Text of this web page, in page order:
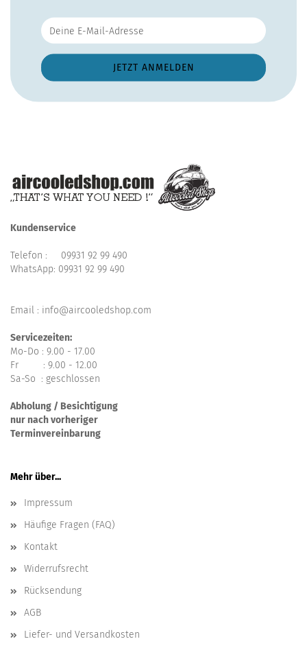
Kundenservice
Telefon : 09931 92 99 490
WhatsApp: 09931 92 99 490
Email : info@aircooledshop.com
Servicezeiten:
Mo-Do : 9.00 - 17.00
Fr : 9.00 - 12.00
Sa-So : geschlossen
Abholung / Besichtigung
nur nach vorheriger
Terminvereinbarung
Mehr über...
Impressum
Häufige Fragen (FAQ)
Kontakt
Widerrufsrecht
Rücksendung
AGB
Liefer- und Versandkosten